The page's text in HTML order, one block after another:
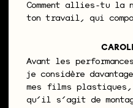
Comment allies-tu
ton travail, qui
Avant les
je considère
mes films plastiques,
qu’il s’agit de